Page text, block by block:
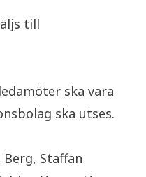
till
ska vara
ska utses.
Berg, Staffan